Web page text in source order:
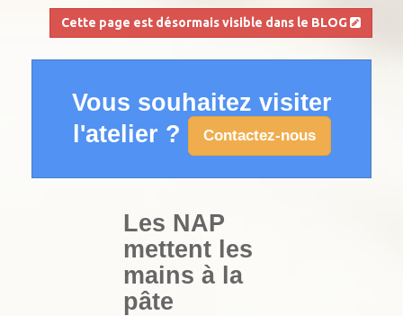
Cette page est désormais visible dans le BLOG 
Vous souhaitez visiter
l'atelier ?
Contactez-nous
Les NAP
mettent les
mains à la
pâte